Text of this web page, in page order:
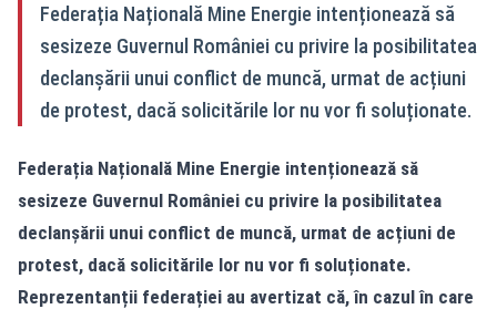
Federația Națională Mine Energie intenționează să
sesizeze Guvernul României cu privire la posibilitatea
declanșării unui conflict de muncă, urmat de acțiuni
de protest, dacă solicitările lor nu vor fi soluționate.
Federația Națională Mine Energie intenționează să
sesizeze Guvernul României cu privire la posibilitatea
declanșării unui conflict de muncă, urmat de acțiuni de
protest, dacă solicitările lor nu vor fi soluționate.
Reprezentanții federației au avertizat că, în cazul în care